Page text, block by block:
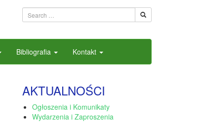
Bibliografia Kontakt
AKTUALNOŚCI
Ogłoszenia i Komunikaty
Wydarzenia i Zaproszenia